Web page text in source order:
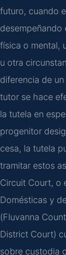
futuro, cuando
desempeñando
física o mental,
u otra
diferencia de
tutor se hace
la tutela en
progenitor
cesa, la tutela
tramitar estos
Circuit Court, o
Domésticas y
(Fluvanna
District Court)
sobre custodia